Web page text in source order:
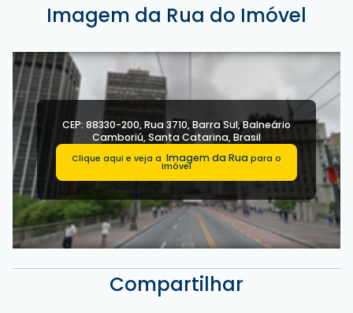
Rua 3710, 88330-200, Barra Sul, Balneário Camboriú, Santa
Catarina, Brasil
Imagem da Rua do Imóvel
CEP: 88330-200,Rua 3710,Barra Sul,Balneário
Camboriú,Santa Catarina,Brasil
Clique aqui e veja a Imagem da Rua para o
Imóvel
Compartilhar